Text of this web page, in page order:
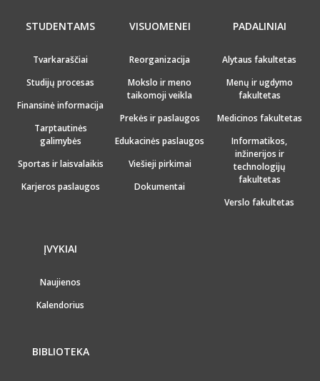
STUDENTAMS
Tvarkaraščiai
Studijų procesas
Finansinė informacija
Tarptautinės
galimybės
Sportas ir laisvalaikis
Karjeros paslaugos
VISUOMENEI
Reorganizacija
Mokslo ir meno
taikomoji veikla
Prekės ir paslaugos
Edukacinės paslaugos
Viešieji pirkimai
Dokumentai
PADALINIAI
Alytaus fakultetas
Menų ir ugdymo
fakultetas
Medicinos fakultetas
Informatikos,
inžinerijos ir
technologijų
fakultetas
Verslo fakultetas
ĮVYKIAI
Naujienos
Kalendorius
BIBLIOTEKA